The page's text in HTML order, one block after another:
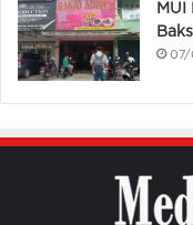
MUI
07/